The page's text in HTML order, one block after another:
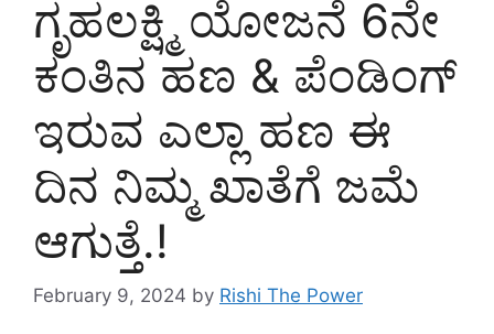
ಗೃಹಲಕ್ಷ್ಮಿ ಯೋಜನೆ 6ನೇ
ಕಂತಿನ ಹಣ & ಪೆಂಡಿಂಗ್
ಇರುವ ಎಲ್ಲಾ ಹಣ ಈ
ದಿನ ನಿಮ್ಮ ಖಾತೆಗೆ ಜಮೆ
ಆಗುತ್ತೆ.!
February 9, 2024 by Rishi The Power